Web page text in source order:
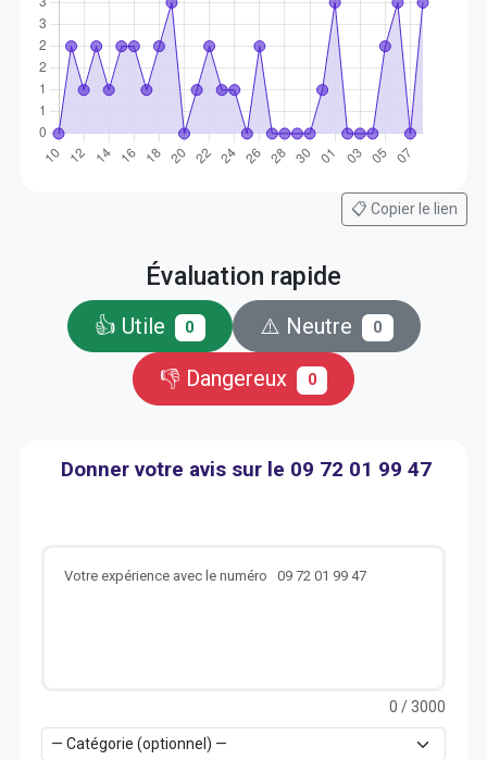
📋 Copier le lien
Évaluation rapide
👍 Utile 0 ⚠️ Neutre 0
👎 Dangereux 0
Donner votre avis sur le 09 72 01 99 47
0 / 3000